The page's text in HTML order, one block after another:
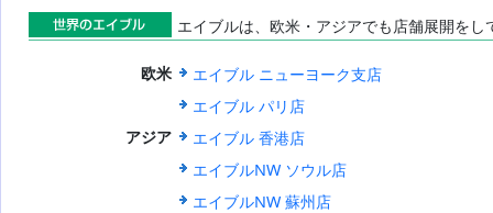
世界のエイブ
エイブルは、欧米・アジアでも店舗展開を
欧米
エイブル ニューヨーク支店
エイブル パリ店
アジア
エイブル 香港店
エイブルNW ソウル店
エイブルNW 蘇州店